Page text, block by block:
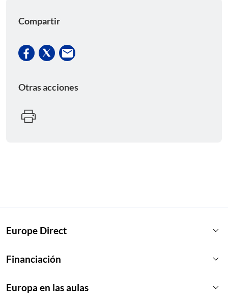
Compartir
Otras acciones
Europe Direct keyboard_arrow_down
Financiación keyboard_arrow_down
Europa en las aulas keyboard_arrow_down